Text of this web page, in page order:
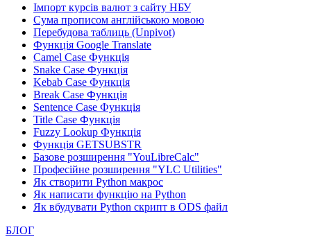
Імпорт курсів валют з сайту НБУ
Сума прописом англійською мовою
Перебудова таблиць (Unpivot)
Функція Google Translate
Camel Case Функція
Snake Case Функція
Kebab Case Функція
Break Case Функція
Sentence Case Функція
Title Case Функція
Fuzzy Lookup Функція
Функція GETSUBSTR
Базове розширення "YouLibreCalc"
Професійне розширення "YLC Utilities"
Як створити Python макрос
Як написати функцію на Python
Як вбудувати Python скрипт в ODS файл
БЛОГ